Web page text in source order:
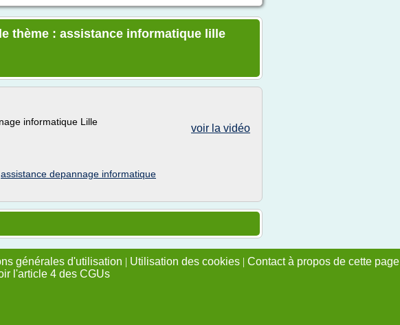
thème : assistance informatique lille
voir la vidéo
informatique Lille
assistance depannage informatique
générales d'utilisation | Utilisation des cookies | Contact à propos de cette page
l'article 4 des CGUs